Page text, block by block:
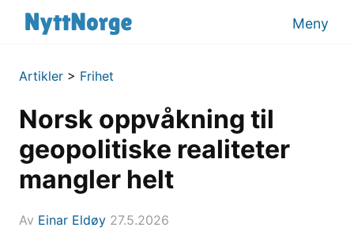
Meny
Artikler > Frihet
Norsk oppvåkning til
geopolitiske realiteter
mangler helt
Av Einar Eldøy 27.5.2026